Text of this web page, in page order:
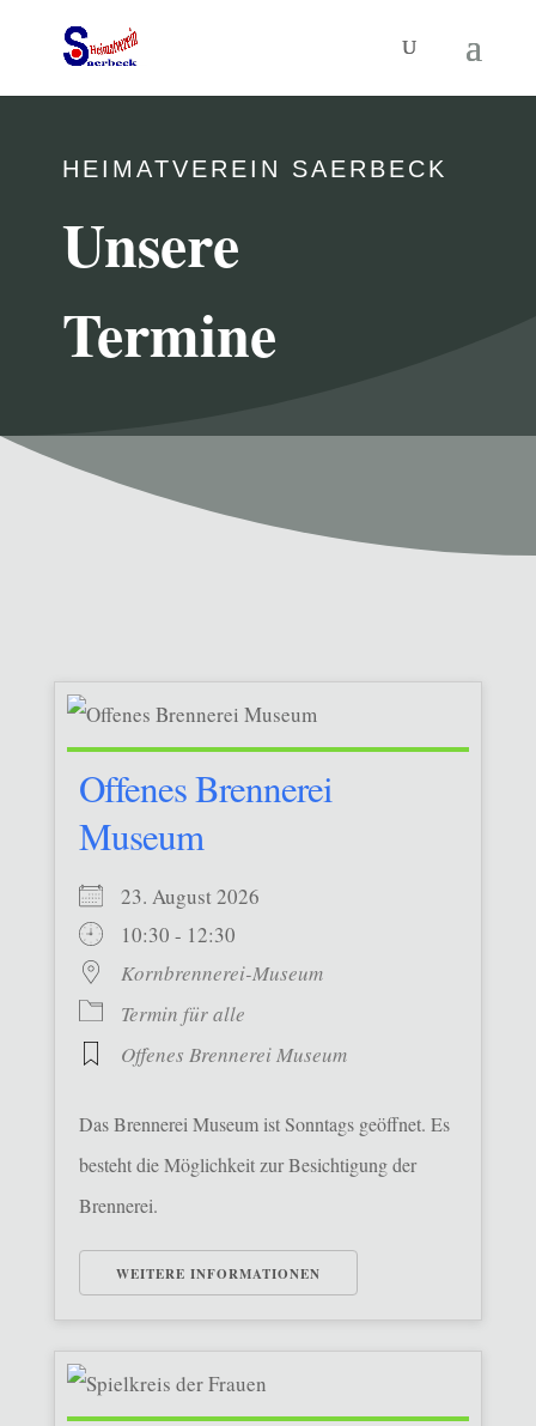
HEIMATVEREIN SAERBECK
Unsere
Termine
Offenes Brennerei
Museum
23. August 2026
10:30 - 12:30
Kornbrennerei-Museum
Termin für alle
Offenes Brennerei Museum
Das Brennerei Museum ist Sonntags geöffnet. Es
besteht die Möglichkeit zur Besichtigung der
Brennerei.
WEITERE INFORMATIONEN